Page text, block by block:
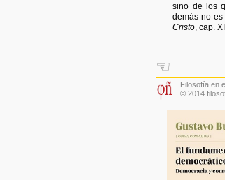
sino de los
demás no
Cristo, cap.
☜
Filosofía en
© 2014